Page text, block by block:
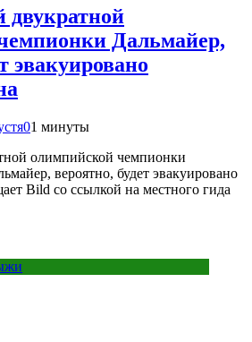
двукратной
Дальмайер,
эвакуировано
01 минуты
олимпийской чемпионки
вероятно, будет эвакуировано
Bild со ссылкой на местного гида